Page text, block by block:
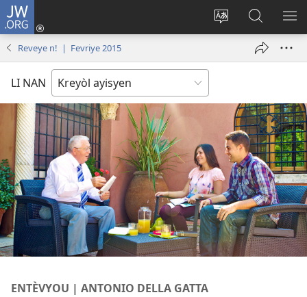
JW.ORG
Chanje
Konekte
(opens
Fè
rechèch
sou
Reveye n! | Fevriye 2015
LI NAN
ENTÈVYOU | ANTONIO DELLA GATTA